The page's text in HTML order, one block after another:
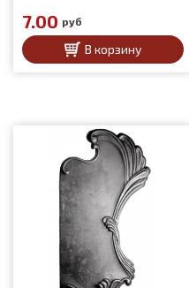
7.00 руб
В корзину